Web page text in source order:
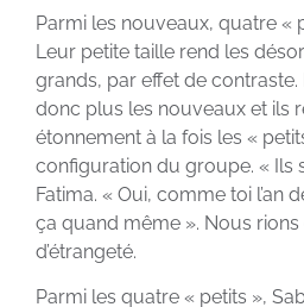
Parmi les nouveaux, quatre «
Leur petite taille rend les
grands, par effet de contraste.
donc plus les nouveaux et ils
étonnement à la fois les «
configuration du groupe. « Ils
Fatima. « Oui, comme toi l’an
ça quand même ». Nous
d’étrangeté.
Parmi les quatre « petits »,